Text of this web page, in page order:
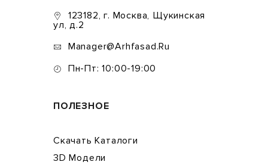
123182, г. Москва, Щукинская
ул, д.2
Manager@arhfasad.ru
Пн-Пт: 10:00-19:00
ПОЛЕЗНОЕ
Скачать Каталоги
3D Модели